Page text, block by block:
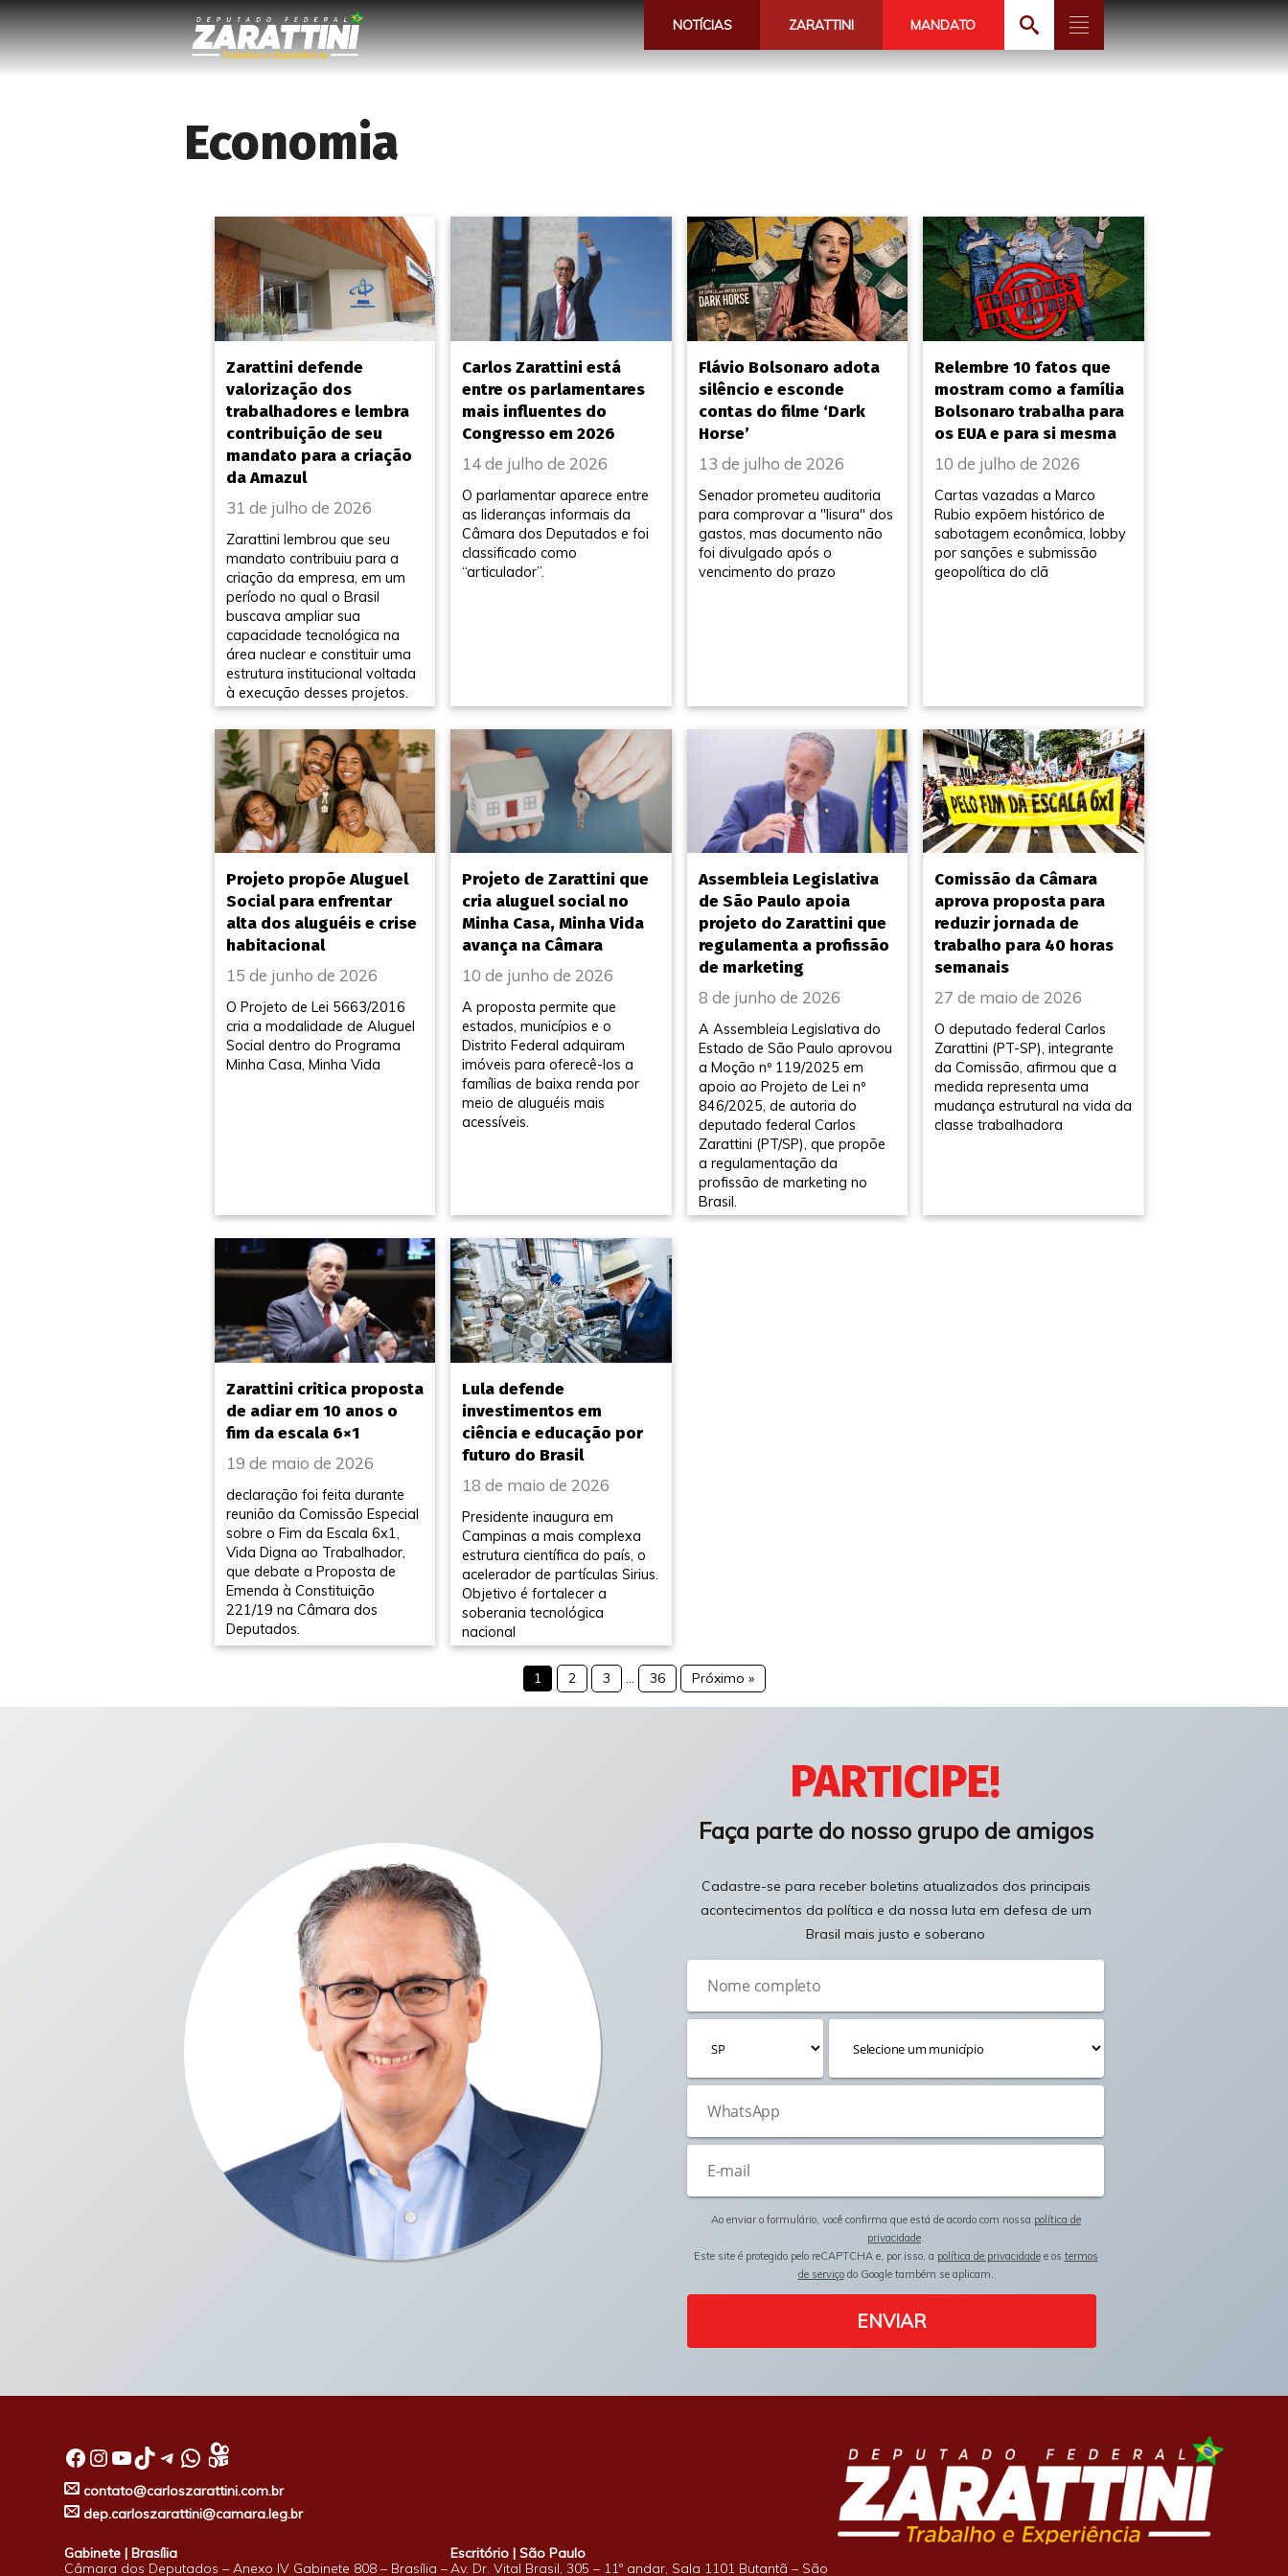
NOTÍCIAS ZARATTINI MANDATO
Economia
Zarattini defende
valorização dos
trabalhadores e lembra
contribuição de seu
mandato para a criação
da Amazul
31 de julho de 2026
Zarattini lembrou que seu
mandato contribuiu para a
criação da empresa, em um
período no qual o Brasil
buscava ampliar sua
capacidade tecnológica na
área nuclear e constituir uma
estrutura institucional voltada
à execução desses projetos.
Carlos Zarattini está
entre os parlamentares
mais influentes do
Congresso em 2026
14 de julho de 2026
O parlamentar aparece entre
as lideranças informais da
Câmara dos Deputados e foi
classificado como
“articulador”.
Flávio Bolsonaro adota
silêncio e esconde
contas do filme ‘Dark
Horse’
13 de julho de 2026
Senador prometeu auditoria
para comprovar a "lisura" dos
gastos, mas documento não
foi divulgado após o
vencimento do prazo
Relembre 10 fatos que
mostram como a família
Bolsonaro trabalha para
os EUA e para si mesma
10 de julho de 2026
Cartas vazadas a Marco
Rubio expõem histórico de
sabotagem econômica, lobby
por sanções e submissão
geopolítica do clã
Projeto propõe Aluguel
Social para enfrentar
alta dos aluguéis e crise
habitacional
15 de junho de 2026
O Projeto de Lei 5663/2016
cria a modalidade de Aluguel
Social dentro do Programa
Minha Casa, Minha Vida
Projeto de Zarattini que
cria aluguel social no
Minha Casa, Minha Vida
avança na Câmara
10 de junho de 2026
A proposta permite que
estados, municípios e o
Distrito Federal adquiram
imóveis para oferecê-los a
famílias de baixa renda por
meio de aluguéis mais
acessíveis.
Assembleia Legislativa
de São Paulo apoia
projeto do Zarattini que
regulamenta a profissão
de marketing
8 de junho de 2026
A Assembleia Legislativa do
Estado de São Paulo aprovou
a Moção nº 119/2025 em
apoio ao Projeto de Lei nº
846/2025, de autoria do
deputado federal Carlos
Zarattini (PT/SP), que propõe
a regulamentação da
profissão de marketing no
Brasil.
Comissão da Câmara
aprova proposta para
reduzir jornada de
trabalho para 40 horas
semanais
27 de maio de 2026
O deputado federal Carlos
Zarattini (PT-SP), integrante
da Comissão, afirmou que a
medida representa uma
mudança estrutural na vida da
classe trabalhadora
Zarattini critica proposta
de adiar em 10 anos o
fim da escala 6×1
19 de maio de 2026
declaração foi feita durante
reunião da Comissão Especial
sobre o Fim da Escala 6x1,
Vida Digna ao Trabalhador,
que debate a Proposta de
Emenda à Constituição
221/19 na Câmara dos
Deputados.
Lula defende
investimentos em
ciência e educação por
futuro do Brasil
18 de maio de 2026
Presidente inaugura em
Campinas a mais complexa
estrutura científica do país, o
acelerador de partículas Sirius.
Objetivo é fortalecer a
soberania tecnológica
nacional
1 2 3 … 36 Próximo »
PARTICIPE!
Faça parte do nosso grupo de amigos
Cadastre-se para receber boletins atualizados dos principais
acontecimentos da política e da nossa luta em defesa de um
Brasil mais justo e soberano
Ao enviar o formulário, você confirma que está de acordo com nossa política de
privacidade.
Este site é protegido pelo reCAPTCHA e, por isso, a política de privacidadee os termos
de serviçodo Google também se aplicam.
ENVIAR
Facebook InstagramYoutube TikTok Telegram WhatsApp
contato@carloszarattini.com.br
dep.carloszarattini@camara.leg.br
Gabinete | Brasília
Câmara dos Deputados – Anexo IV Gabinete 808 – Brasília –
Escritório | São Paulo
Av. Dr. Vital Brasil, 305 – 11º andar, Sala 1101 Butantã – São